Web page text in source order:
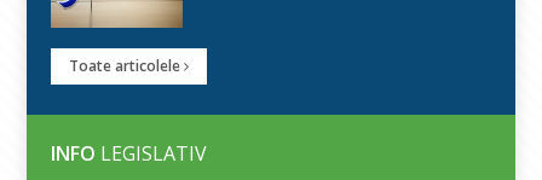
Toate articolele
INFO LEGISLATIV